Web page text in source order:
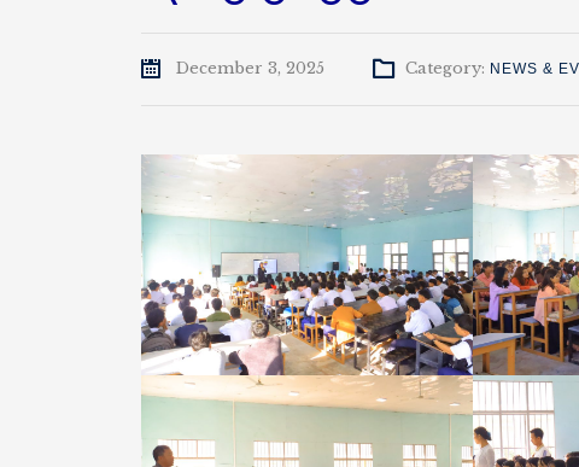
December 3, 2025 Category: NEWS &